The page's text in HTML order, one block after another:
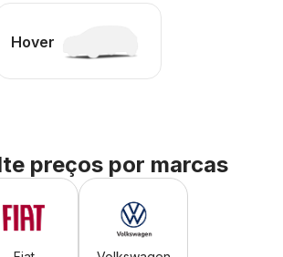
Hover
preços por marcas